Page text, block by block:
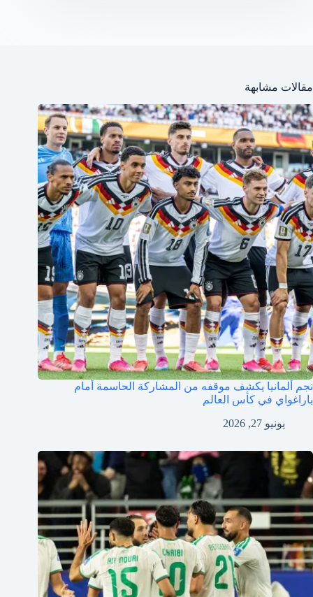
مقالات مشابهة
نجم ألمانيا يكشف موقفه من المشاركة الحاسمة أمام
باراغواي في كأس العالم
يونيو 27, 2026